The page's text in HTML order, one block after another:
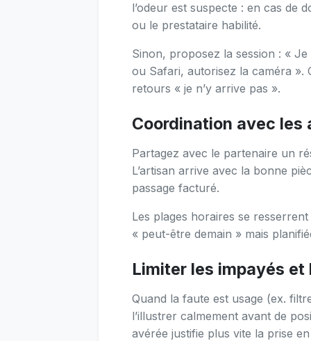
l’odeur est suspecte : en cas de
ou le prestataire habilité.
Sinon, proposez la session : «
ou Safari, autorisez la caméra ».
retours « je n’y arrive pas ».
Coordination avec les
Partagez avec le partenaire un
L’artisan arrive avec la bonne
passage facturé.
Les plages horaires se
« peut-être demain » mais
Limiter les impayés
Quand la faute est usage (ex.
l’illustrer calmement avant de
avérée justifie plus vite la prise